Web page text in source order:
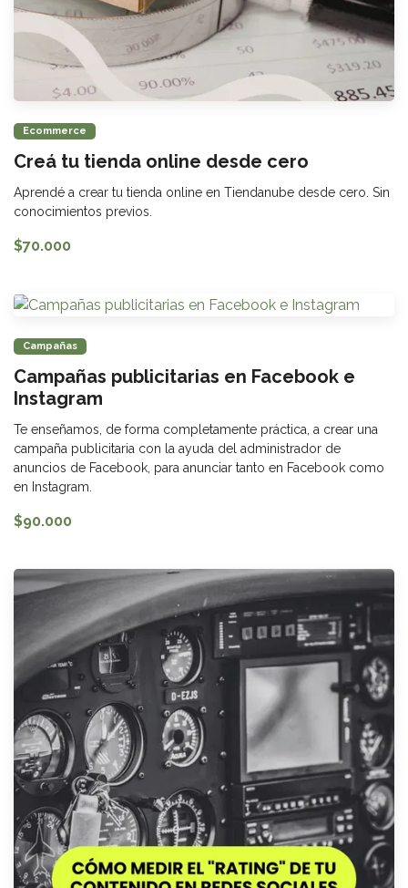
Ecommerce
Creá tu tienda online desde cero
Aprendé a crear tu tienda online en Tiendanube desde cero. Sin
conocimientos previos.
$70.000
Campañas
Campañas publicitarias en Facebook e
Instagram
Te enseñamos, de forma completamente práctica, a crear una
campaña publicitaria con la ayuda del administrador de
anuncios de Facebook, para anunciar tanto en Facebook como
en Instagram.
$90.000